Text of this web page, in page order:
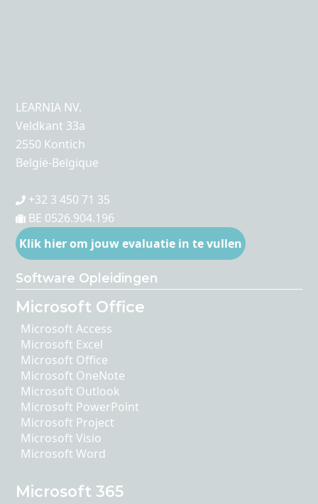
LEARNIA NV.
Veldkant 33a
2550 Kontich
België-Belgique
+32 3 450 71 35
BE 0526.904.196
Klik hier om jouw evaluatie in te vullen
Software Opleidingen
Microsoft Office
Microsoft Access
Microsoft Excel
Microsoft Office
Microsoft OneNote
Microsoft Outlook
Microsoft PowerPoint
Microsoft Project
Microsoft Visio
Microsoft Word
Microsoft 365